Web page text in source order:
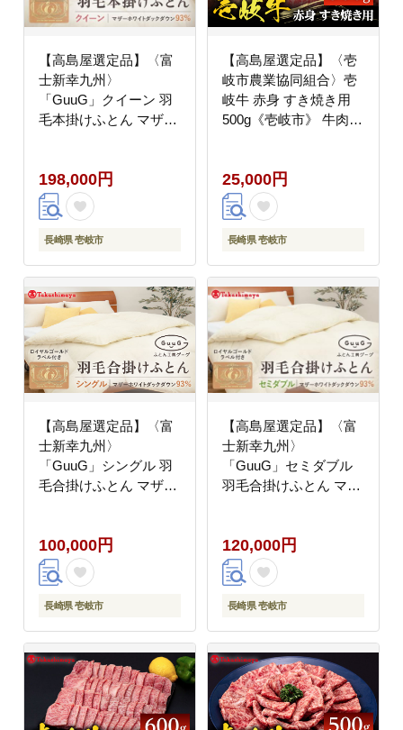
【高島屋選定品】〈富
士新幸九州〉
「GuuG」クイーン 羽
毛本掛けふとん マザー
羽毛布団 本掛け
[JFJ037] 200000
200000円 20万円
198,000円
長崎県 壱岐市
【高島屋選定品】〈壱
岐市農業協同組合〉壱
岐牛 赤身 すき焼き用
500g《壱岐市》 牛肉
円
25,000円
長崎県 壱岐市
【高島屋選定品】〈富
士新幸九州〉
「GuuG」シングル 羽
毛合掛けふとん マザー
布団 羽毛布団 合掛け
[JFJ038] 10万 100000
100000円 10万円
100,000円
長崎県 壱岐市
【高島屋選定品】〈富
士新幸九州〉
「GuuG」セミダブル
羽毛合掛けふとん マザ
布団 羽毛布団 合掛け
[JFJ039] 12万 100000
100000円 10万円
120,000円
長崎県 壱岐市